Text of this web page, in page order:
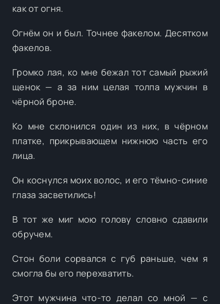
как от огня.
Огнём он и был. Точнее факелом. Десятком
факелов.
Громко лая, ко мне бежал тот самый рыжий
щенок — а за ним целая толпа мужчин в
чёрной броне.
Ко мне склонился один из них, в чёрном
платке, прикрывающем нижнюю часть его
лица.
Он коснулся моих волос, и его тёмно-синие
глаза засветились!
В тот же миг мою голову словно сдавили
обручем.
Стон боли сорвался с губ раньше, чем я
смогла бы его перехватить.
Этот мужчина что-то делал со мной — с